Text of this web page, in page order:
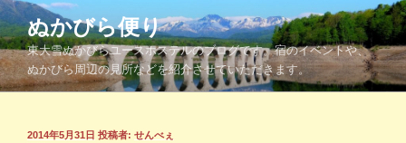
コ
ン
テ
ン
ツ
ぬかびら便り
東大雪ぬかびらユースホステルのブログです。宿のイベントや、
ぬかびら周辺の見所などを紹介させていただきます。
投
2014年5月31日 投稿者: せんべぇ